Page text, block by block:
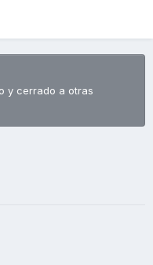
y cerrado a otras